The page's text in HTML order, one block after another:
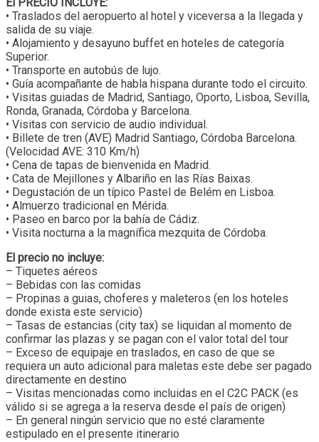
El PRECIO INCLUYE:
• Traslados del aeropuerto al hotel y viceversa a la llegada y
salida de su viaje.
• Alojamiento y desayuno buffet en hoteles de categoría
Superior.
• Transporte en autobús de lujo.
• Guía acompañante de habla hispana durante todo el circuito.
• Visitas guiadas de Madrid, Santiago, Oporto, Lisboa, Sevilla,
Ronda, Granada, Córdoba y Barcelona.
• Visitas con servicio de audio individual.
• Billete de tren (AVE) Madrid Santiago, Córdoba Barcelona.
(Velocidad AVE: 310 Km/h)
• Cena de tapas de bienvenida en Madrid.
• Cata de Mejillones y Albariño en las Rías Baixas.
• Degustación de un típico Pastel de Belém en Lisboa.
• Almuerzo tradicional en Mérida.
• Paseo en barco por la bahía de Cádiz.
• Visita nocturna a la magnífica mezquita de Córdoba.
El precio no incluye:
– Tiquetes aéreos
– Bebidas con las comidas
– Propinas a guias, choferes y maleteros (en los hoteles
donde exista este servicio)
– Tasas de estancias (city tax) se liquidan al momento de
confirmar las plazas y se pagan con el valor total del tour
– Exceso de equipaje en traslados, en caso de que se
requiera un auto adicional para maletas este debe ser pagado
directamente en destino
– Visitas mencionadas como incluidas en el C2C PACK (es
válido si se agrega a la reserva desde el país de origen)
– En general ningún servicio que no esté claramente
estipulado en el presente itinerario